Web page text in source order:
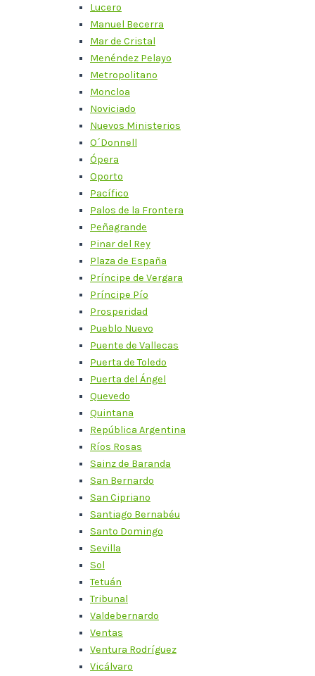
Lucero
Manuel Becerra
Mar de Cristal
Menéndez Pelayo
Metropolitano
Moncloa
Noviciado
Nuevos Ministerios
O´Donnell
Ópera
Oporto
Pacífico
Palos de la Frontera
Peñagrande
Pinar del Rey
Plaza de España
Príncipe de Vergara
Príncipe Pío
Prosperidad
Pueblo Nuevo
Puente de Vallecas
Puerta de Toledo
Puerta del Ángel
Quevedo
Quintana
República Argentina
Ríos Rosas
Sainz de Baranda
San Bernardo
San Cipriano
Santiago Bernabéu
Santo Domingo
Sevilla
Sol
Tetuán
Tribunal
Valdebernardo
Ventas
Ventura Rodríguez
Vicálvaro